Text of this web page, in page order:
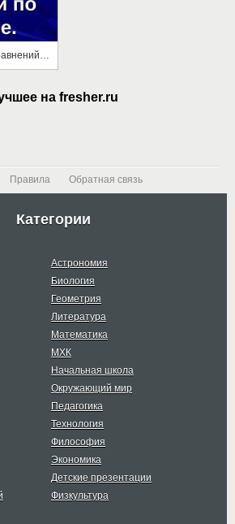
на fresher.ru
Правила Обратная связь
Категории
Астрономия
Биология
Геометрия
Литература
Математика
МХК
Начальная школа
Окружающий мир
Педагогика
Технология
Философия
Экономика
Детские презентации
Физкультура